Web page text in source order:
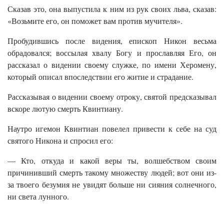
Сказав это, она выпустила к ним из рук своих льва, сказав:
«Возьмите его, он поможет вам против мучителя».
Пробудившись после видения, епископ Никон весьма
обрадовался; воссылая хвалу Богу и прославляя Его, он
рассказал о видении своему служке, по имени Херомену,
который описал впоследствии его житие и страдание.
Рассказывая о видении своему отроку, святой предсказывал
вскоре лютую смерть Квинтиану.
Наутро игемон Квинтиан повелел привести к себе на суд
святого Никона и спросил его:
— Кто, откуда и какой веры ты, волшебством своим
причинивший смерть такому множеству людей; вот они из-
за твоего безумия не увидят больше ни сияния солнечного,
ни света лунного.